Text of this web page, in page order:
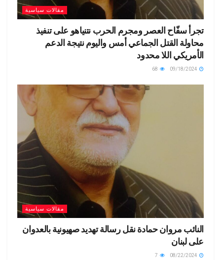
مقالات سياسية
تجرأ سفّاح العصر ومجرم الحرب نتنياهو على تنفيذ
محاولة القتل الجماعي أمس واليوم نتيجة الدعم
الأمريكي اللا محدود
مقالات سياسية
النائب مروان حمادة نقل رسالة تهديد صهيونية بالعدوان
على لبنان